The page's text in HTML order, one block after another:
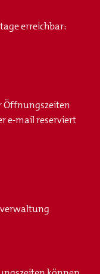
erreichbar:
Öffnungszeiten
e-mail reserviert